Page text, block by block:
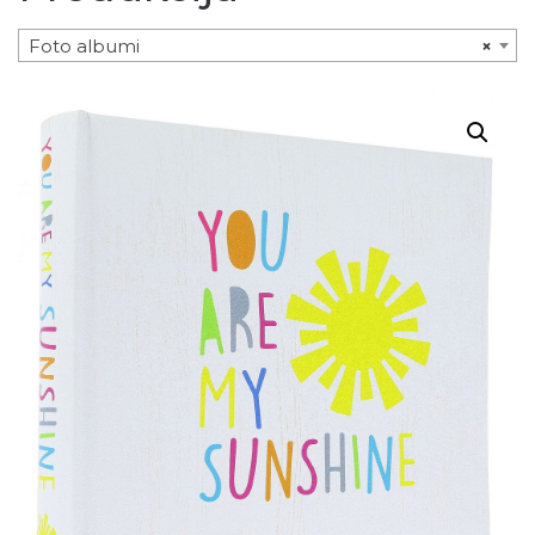
×
Foto albumi